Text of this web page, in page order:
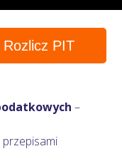
Rozlicz PIT
–